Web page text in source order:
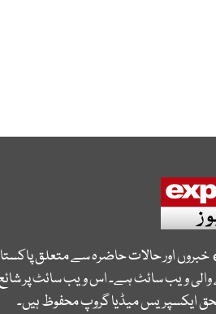
خبروں اور حالات حاضرہ سے متعلق
ویب سائٹ ہے۔ اس ویب سائٹ پر
ایکسپریس میڈیا گروپ محفوظ ہیں۔